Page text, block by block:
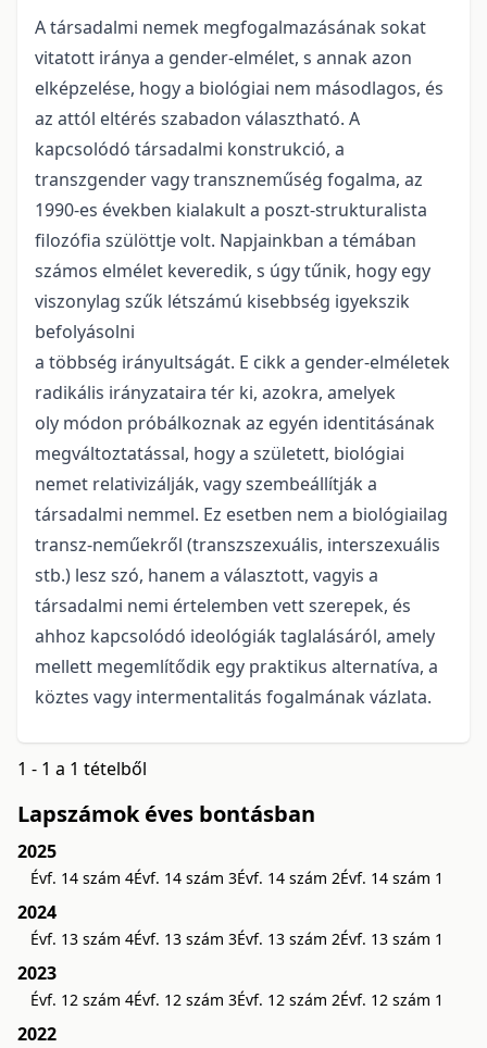
A társadalmi nemek megfogalmazásának sokat
vitatott iránya a gender-elmélet, s annak azon
elképzelése, hogy a biológiai nem másodlagos, és
az attól eltérés szabadon választható. A
kapcsolódó társadalmi konstrukció, a
transzgender vagy transzneműség fogalma, az
1990-es években kialakult a poszt-strukturalista
filozófia szülöttje volt. Napjainkban a témában
számos elmélet keveredik, s úgy tűnik, hogy egy
viszonylag szűk létszámú kisebbség igyekszik
befolyásolni
a többség irányultságát. E cikk a gender-elméletek
radikális irányzataira tér ki, azokra, amelyek
oly módon próbálkoznak az egyén identitásának
megváltoztatással, hogy a született, biológiai
nemet relativizálják, vagy szembeállítják a
társadalmi nemmel. Ez esetben nem a biológiailag
transz-neműekről (transzszexuális, interszexuális
stb.) lesz szó, hanem a választott, vagyis a
társadalmi nemi értelemben vett szerepek, és
ahhoz kapcsolódó ideológiák taglalásáról, amely
mellett megemlítődik egy praktikus alternatíva, a
köztes vagy intermentalitás fogalmának vázlata.
1 - 1 a 1 tételből
Lapszámok éves bontásban
2025
Évf. 14 szám 4Évf. 14 szám 3Évf. 14 szám 2Évf. 14 szám 1
2024
Évf. 13 szám 4Évf. 13 szám 3Évf. 13 szám 2Évf. 13 szám 1
2023
Évf. 12 szám 4Évf. 12 szám 3Évf. 12 szám 2Évf. 12 szám 1
2022